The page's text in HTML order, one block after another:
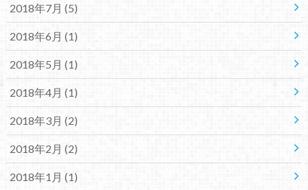
2018年7月 (5)
2018年6月 (1)
2018年5月 (1)
2018年4月 (1)
2018年3月 (2)
2018年2月 (2)
2018年1月 (1)